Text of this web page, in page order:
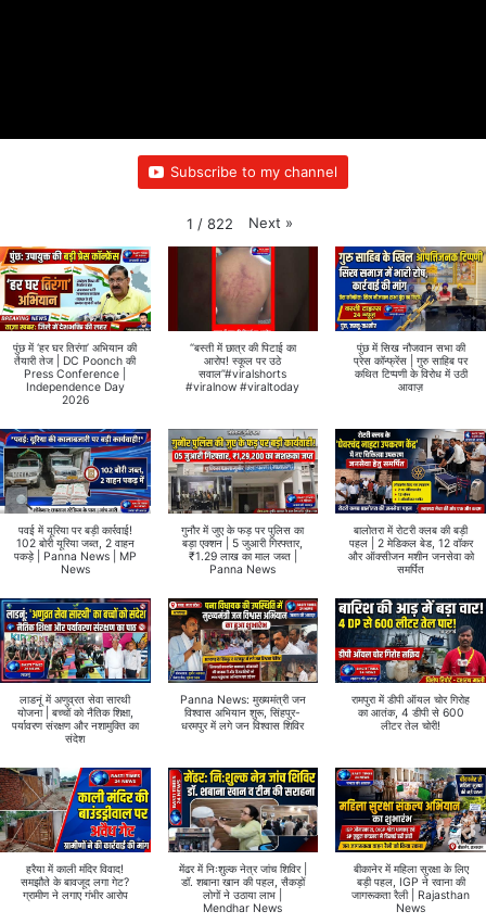
Subscribe to my channel
1 / 822 Next »
पुंछ में ‘हर घर तिरंगा’ अभियान की
तैयारी तेज | DC Poonch की
Press Conference |
Independence Day
2026
“बस्ती में छात्र की पिटाई का
आरोप! स्कूल पर उठे
सवाल”#viralshorts
#viralnow #viraltoday
पुंछ में सिख नौजवान सभा की
प्रेस कॉन्फ्रेंस | गुरु साहिब पर
कथित टिप्पणी के विरोध में उठी
आवाज़
पवई में यूरिया पर बड़ी कार्रवाई!
102 बोरी यूरिया जब्त, 2 वाहन
पकड़े | Panna News | MP
News
गुनौर में जुए के फड़ पर पुलिस का
बड़ा एक्शन | 5 जुआरी गिरफ्तार,
₹1.29 लाख का माल जब्त |
Panna News
बालोतरा में रोटरी क्लब की बड़ी
पहल | 2 मेडिकल बेड, 12 वॉकर
और ऑक्सीजन मशीन जनसेवा को
समर्पित
लाडनूं में अणुव्रत सेवा सारथी
योजना | बच्चों को नैतिक शिक्षा,
पर्यावरण संरक्षण और नशामुक्ति का
संदेश
Panna News: मुख्यमंत्री जन
विश्वास अभियान शुरू, सिंहपुर-
धरमपुर में लगे जन विश्वास शिविर
रामपुरा में डीपी ऑयल चोर गिरोह
का आतंक, 4 डीपी से 600
लीटर तेल चोरी!
हरैया में काली मंदिर विवाद!
समझौते के बावजूद लगा गेट?
ग्रामीण ने लगाए गंभीर आरोप
मेंढर में निःशुल्क नेत्र जांच शिविर |
डॉ. शबाना खान की पहल, सैकड़ों
लोगों ने उठाया लाभ |
Mendhar News
बीकानेर में महिला सुरक्षा के लिए
बड़ी पहल, IGP ने रवाना की
जागरूकता रैली | Rajasthan
News